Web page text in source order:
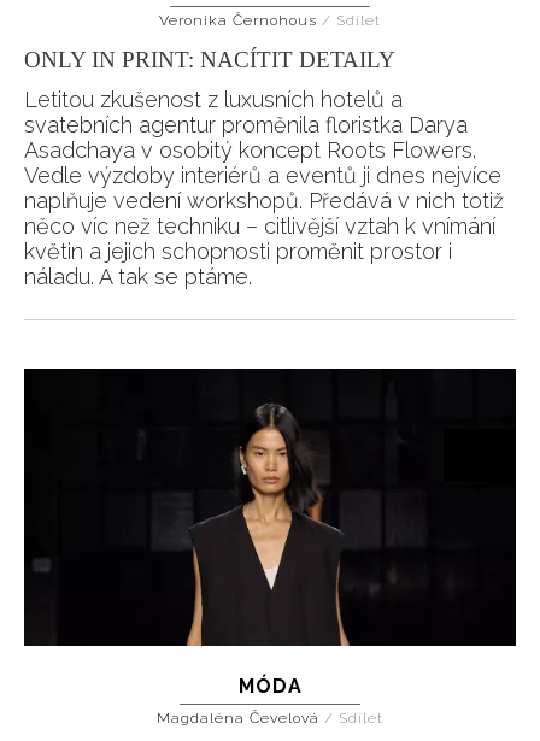
Veronika Černohous / Sdílet
ONLY IN PRINT: NACÍTIT DETAILY
Letitou zkušenost z luxusních hotelů a
svatebních agentur proměnila floristka Darya
Asadchaya v osobitý koncept Roots Flowers.
Vedle výzdoby interiérů a eventů ji dnes nejvíce
naplňuje vedení workshopů. Předává v nich totiž
něco víc než techniku – citlivější vztah k vnímání
květin a jejich schopnosti proměnit prostor i
náladu. A tak se ptáme.
MÓDA
Magdaléna Čevelová / Sdílet